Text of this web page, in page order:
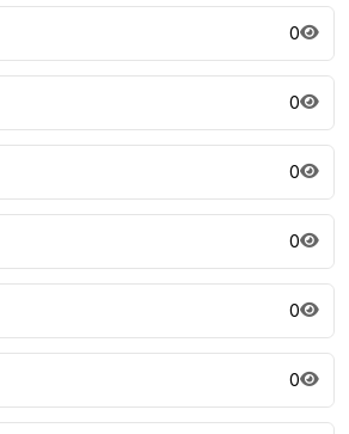
0
0
0
0
0
0